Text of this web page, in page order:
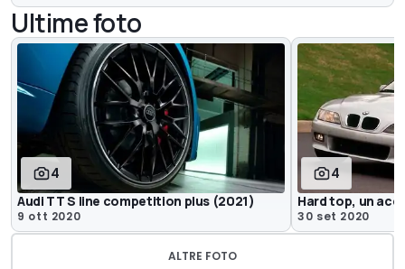
Ultime foto
4
Audi TT S line competition plus (2021)
9 ott 2020
4
Hard top, un
30 set 2020
ALTRE FOTO